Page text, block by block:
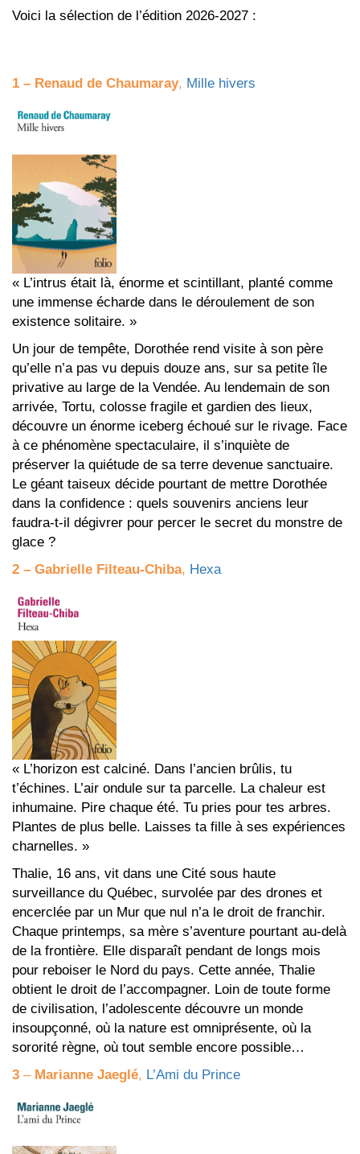
Voici la sélection de l’édition 2026-2027 :
1 – Renaud de Chaumaray, Mille hivers
« L’intrus était là, énorme et scintillant, planté comme
une immense écharde dans le déroulement de son
existence solitaire. »
Un jour de tempête, Dorothée rend visite à son père
qu’elle n’a pas vu depuis douze ans, sur sa petite île
privative au large de la Vendée. Au lendemain de son
arrivée, Tortu, colosse fragile et gardien des lieux,
découvre un énorme iceberg échoué sur le rivage. Face
à ce phénomène spectaculaire, il s’inquiète de
préserver la quiétude de sa terre devenue sanctuaire.
Le géant taiseux décide pourtant de mettre Dorothée
dans la confidence : quels souvenirs anciens leur
faudra-t-il dégivrer pour percer le secret du monstre de
glace ?
2 – Gabrielle Filteau-Chiba, Hexa
« L’horizon est calciné. Dans l’ancien brûlis, tu
t’échines. L’air ondule sur ta parcelle. La chaleur est
inhumaine. Pire chaque été. Tu pries pour tes arbres.
Plantes de plus belle. Laisses ta fille à ses expériences
charnelles. »
Thalie, 16 ans, vit dans une Cité sous haute
surveillance du Québec, survolée par des drones et
encerclée par un Mur que nul n’a le droit de franchir.
Chaque printemps, sa mère s’aventure pourtant au-delà
de la frontière. Elle disparaît pendant de longs mois
pour reboiser le Nord du pays. Cette année, Thalie
obtient le droit de l’accompagner. Loin de toute forme
de civilisation, l’adolescente découvre un monde
insoupçonné, où la nature est omniprésente, où la
sororité règne, où tout semble encore possible…
3 – Marianne Jaeglé, L’Ami du Prince